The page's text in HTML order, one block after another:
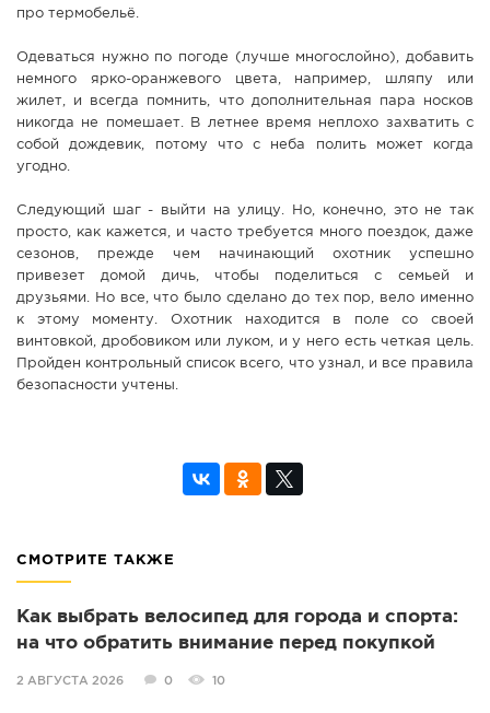
про термобельё.
Одеваться нужно по погоде (лучше многослойно), добавить
немного ярко-оранжевого цвета, например, шляпу или
жилет, и всегда помнить, что дополнительная пара носков
никогда не помешает. В летнее время неплохо захватить с
собой дождевик, потому что с неба полить может когда
угодно.
Следующий шаг - выйти на улицу. Но, конечно, это не так
просто, как кажется, и часто требуется много поездок, даже
сезонов, прежде чем начинающий охотник успешно
привезет домой дичь, чтобы поделиться с семьей и
друзьями. Но все, что было сделано до тех пор, вело именно
к этому моменту. Охотник находится в поле со своей
винтовкой, дробовиком или луком, и у него есть четкая цель.
Пройден контрольный список всего, что узнал, и все правила
безопасности учтены.
СМОТРИТЕ ТАКЖЕ
Как выбрать велосипед для города и спорта:
на что обратить внимание перед покупкой
2 АВГУСТА 2026 0 10